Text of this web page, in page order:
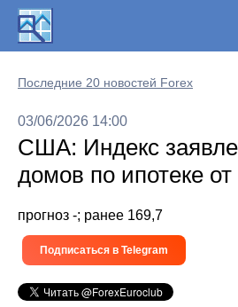
Последние 20 новостей Forex
03/06/2026 14:00
США: Индекс
домов по ипотеке
прогноз -; ранее 169,7
Подписаться в Telegram